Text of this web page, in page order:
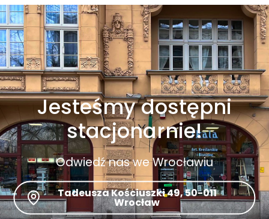
Jesteśmy dostępni
stacjonarnie!
Odwiedź nas we Wrocławiu
Tadeusza Kościuszki 49, 50-011
Wrocław